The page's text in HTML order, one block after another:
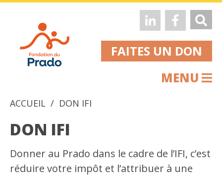
FAITES UN DON
MENU
ACCUEIL DON IFI
DON IFI
Donner au Prado dans le cadre de l’IFI, c’est
réduire votre impôt et l’attribuer à une